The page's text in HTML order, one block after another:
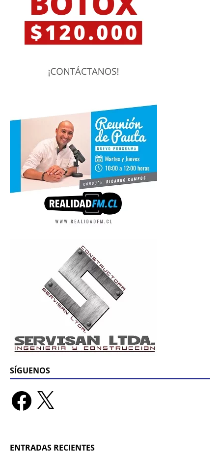
SÍGUENOS
ENTRADAS RECIENTES